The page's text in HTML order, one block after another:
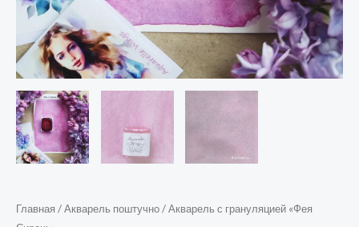
Главная /Акварель поштучно/ Акварель с грануляцией «Фея